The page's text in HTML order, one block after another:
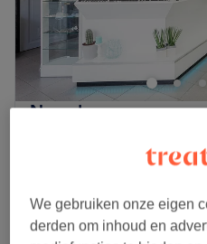
Navada
Ekeren, Antwerpen
20 min
Lichaamspakking
We gebruiken onze eigen
derden om inhoud en